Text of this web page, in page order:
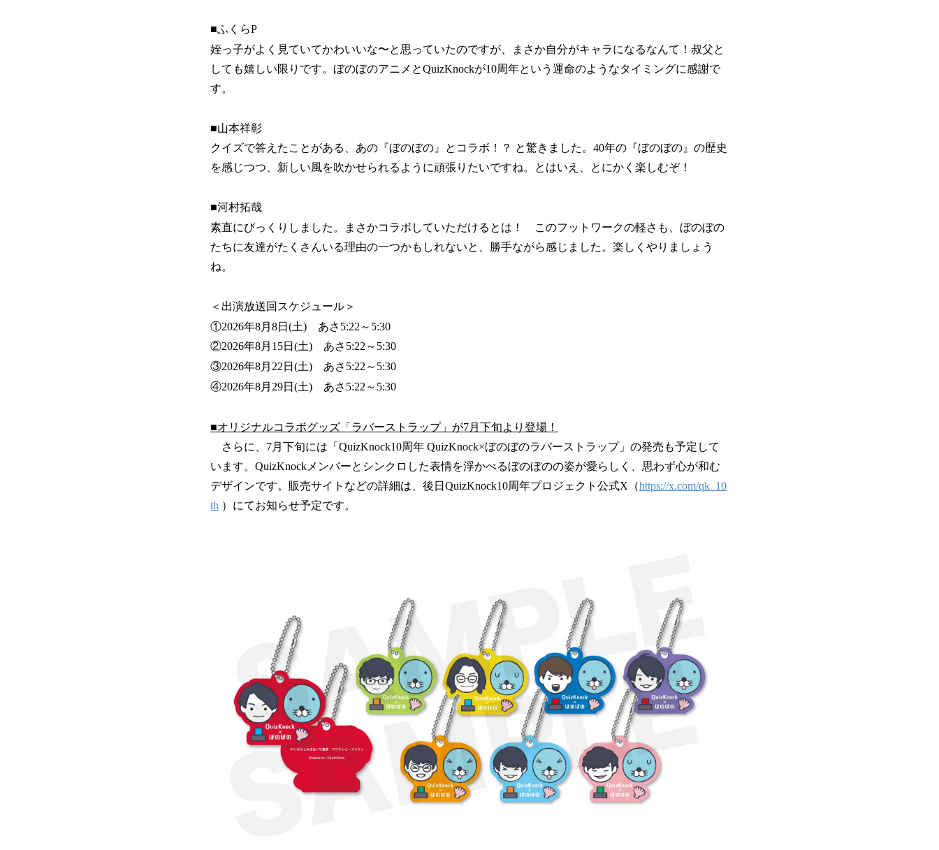
■ふくらP
姪っ子がよく見ていてかわいいな〜と思っていたのですが、まさか自分がキャラになるなんて！叔父と
しても嬉しい限りです。ぼのぼのアニメとQuizKnockが10周年という運命のようなタイミングに感謝で
す。
■山本祥彰
クイズで答えたことがある、あの『ぼのぼの』とコラボ！？ と驚きました。40年の『ぼのぼの』の歴史
を感じつつ、新しい風を吹かせられるように頑張りたいですね。とはいえ、とにかく楽しむぞ！
■河村拓哉
素直にびっくりしました。まさかコラボしていただけるとは！ このフットワークの軽さも、ぼのぼの
たちに友達がたくさんいる理由の一つかもしれないと、勝手ながら感じました。楽しくやりましょう
ね。
＜出演放送回スケジュール＞
①2026年8月8日(土) あさ5:22～5:30
②2026年8月15日(土) あさ5:22～5:30
③2026年8月22日(土) あさ5:22～5:30
④2026年8月29日(土) あさ5:22～5:30
■オリジナルコラボグッズ「ラバーストラップ」が7月下旬より登場！
さらに、7月下旬には「QuizKnock10周年 QuizKnock×ぼのぼのラバーストラップ」の発売も予定して
います。QuizKnockメンバーとシンクロした表情を浮かべるぼのぼのの姿が愛らしく、思わず心が和む
デザインです。販売サイトなどの詳細は、後日QuizKnock10周年プロジェクト公式X（https://x.com/qk_10
th ）にてお知らせ予定です。